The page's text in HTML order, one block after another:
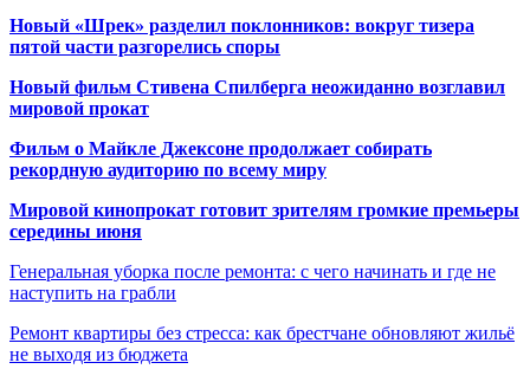
Новый «Шрек» разделил поклонников: вокруг тизера
пятой части разгорелись споры
Новый фильм Стивена Спилберга неожиданно возглавил
мировой прокат
Фильм о Майкле Джексоне продолжает собирать
рекордную аудиторию по всему миру
Мировой кинопрокат готовит зрителям громкие премьеры
середины июня
Генеральная уборка после ремонта: с чего начинать и где не
наступить на грабли
Ремонт квартиры без стресса: как брестчане обновляют жильё
не выходя из бюджета